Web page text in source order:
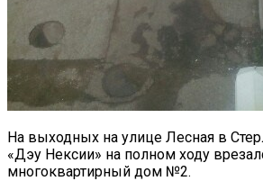
На выходных на улице Лесная в
«Дэу Нексии» на полном ходу
многоквартирный дом №2.